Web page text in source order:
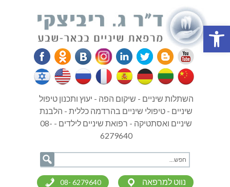
פתח סרגל נגישות
השתלות שיניים - שיקום הפה - יעוץ ותכנון טיפול
שיניים - טיפולי שיניים בהרדמה כללית - הלבנת
שיניים ואסתטיקה - רפואת שיניים לילדים - 08-
6279640
08- 6279640 נווט למרפאה